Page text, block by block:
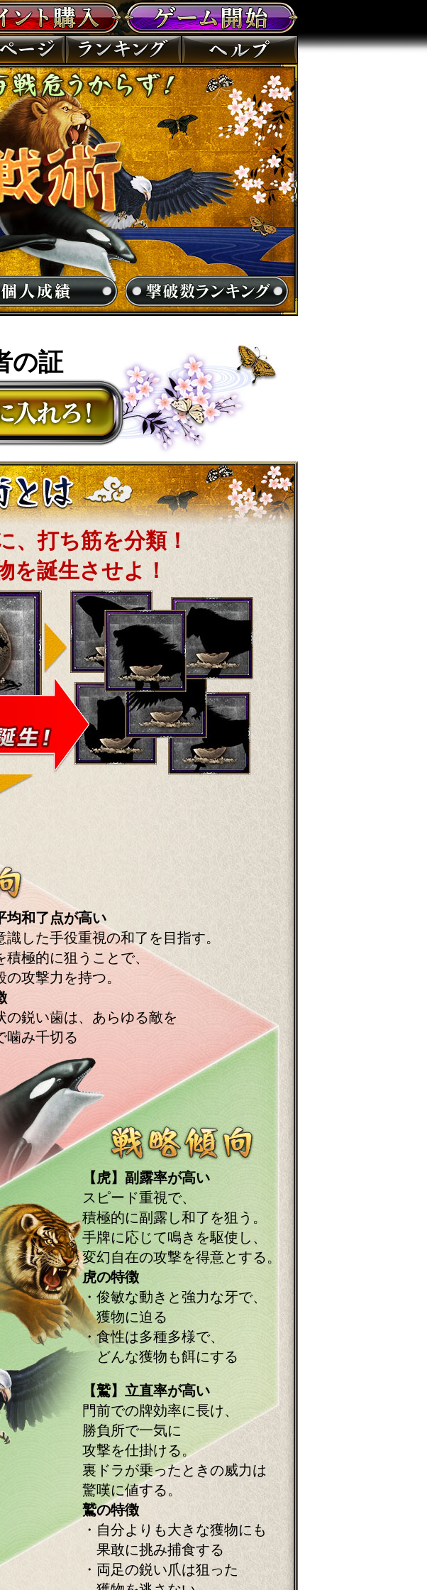
の証
、打ち筋を分類！
を誕生させよ！
均和了点が高い
識した手役重視の和了を目指す。
積極的に狙うことで、
の攻撃力を持つ。
の鋭い歯は、あらゆる敵を
み千切る
【虎】副露率が高い
スピード重視で、
積極的に副露し和了を狙う。
手牌に応じて鳴きを駆使し、
変幻自在の攻撃を得意とする。
虎の特徴
・俊敏な動きと強力な牙で、
獲物に迫る
・食性は多種多様で、
どんな獲物も餌にする
【鷲】立直率が高い
門前での牌効率に長け、
勝負所で一気に
攻撃を仕掛ける。
裏ドラが乗ったときの威力は
驚嘆に値する。
鷲の特徴
・自分よりも大きな獲物にも
果敢に挑み捕食する
・両足の鋭い爪は狙った